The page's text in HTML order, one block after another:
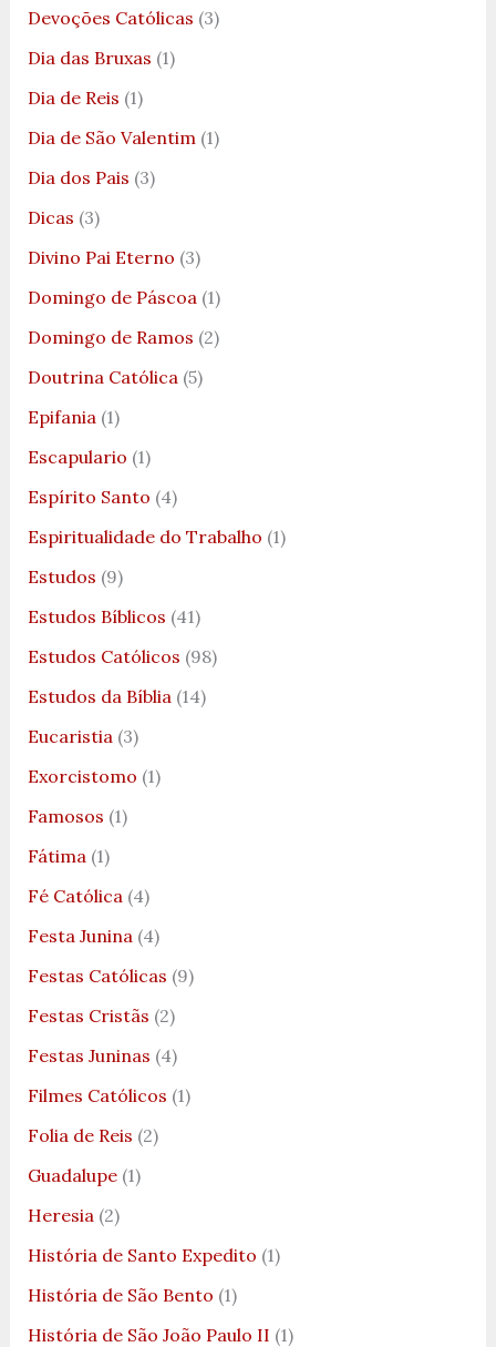
Devoções Católicas (3)
Dia das Bruxas (1)
Dia de Reis (1)
Dia de São Valentim (1)
Dia dos Pais (3)
Dicas (3)
Divino Pai Eterno (3)
Domingo de Páscoa (1)
Domingo de Ramos (2)
Doutrina Católica (5)
Epifania (1)
Escapulario (1)
Espírito Santo (4)
Espiritualidade do Trabalho (1)
Estudos (9)
Estudos Bíblicos (41)
Estudos Católicos (98)
Estudos da Bíblia (14)
Eucaristia (3)
Exorcistomo (1)
Famosos (1)
Fátima (1)
Fé Católica (4)
Festa Junina (4)
Festas Católicas (9)
Festas Cristãs (2)
Festas Juninas (4)
Filmes Católicos (1)
Folia de Reis (2)
Guadalupe(1)
Heresia (2)
História de Santo Expedito (1)
História de São Bento (1)
História de São João Paulo II (1)